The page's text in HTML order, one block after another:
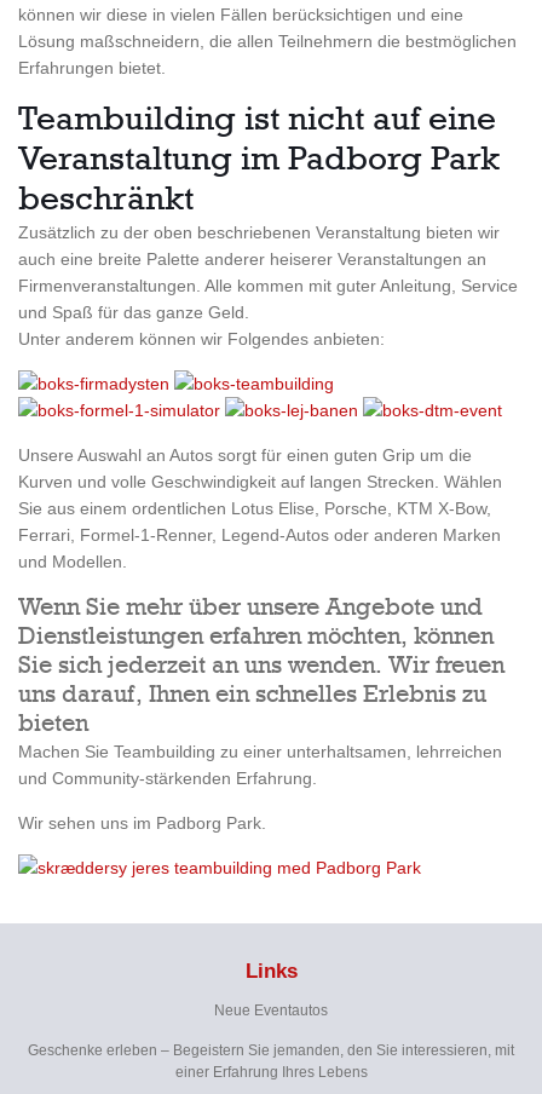
können wir diese in vielen Fällen berücksichtigen und eine
Lösung maßschneidern, die allen Teilnehmern die bestmöglichen
Erfahrungen bietet.
Teambuilding ist nicht auf eine
Veranstaltung im Padborg Park
beschränkt
Zusätzlich zu der oben beschriebenen Veranstaltung bieten wir
auch eine breite Palette anderer heiserer Veranstaltungen an
Firmenveranstaltungen Alle kommen mit guter Anleitung, Service
und Spaß für das ganze Geld.
Unter anderem können wir Folgendes anbieten:
Unsere Auswahl an Autos sorgt für einen guten Grip um die
Kurven und volle Geschwindigkeit auf langen Strecken. Wählen
Sie aus einem ordentlichen Lotus Elise, Porsche, KTM X-Bow,
Ferrari, Formel-1-Renner, Legend-Autos oder anderen Marken
und Modellen.
Wenn Sie mehr über unsere Angebote und
Dienstleistungen erfahren möchten, können
Sie sich jederzeit an uns wenden. Wir freuen
uns darauf, Ihnen ein schnelles Erlebnis zu
bieten
Machen Sie Teambuilding zu einer unterhaltsamen, lehrreichen
und Community-stärkenden Erfahrung.
Wir sehen uns im Padborg Park.
Links
Neue Eventautos
Geschenke erleben – Begeistern Sie jemanden, den Sie interessieren, mit
einer Erfahrung Ihres Lebens